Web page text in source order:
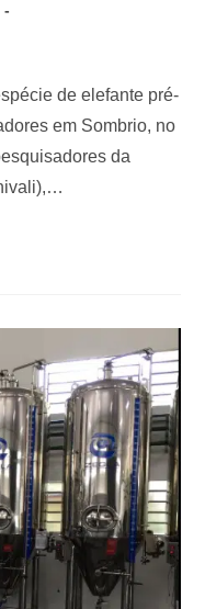
de elefante pré-
em Sombrio, no
da